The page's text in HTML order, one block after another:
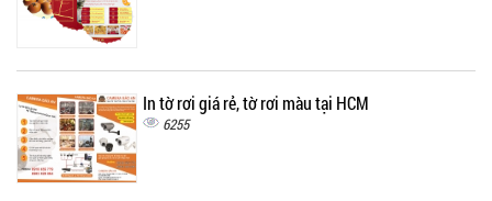
In tờ rơi giá rẻ, tờ rơi màu tại HCM
6255